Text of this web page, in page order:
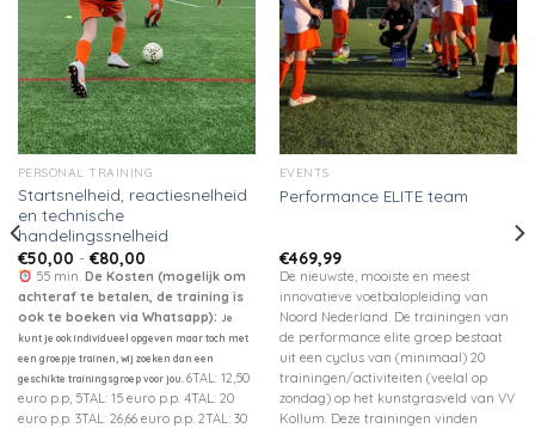
PERSONAL TRAINING
Startsnelheid, reactiesnelheid
en technische
handelingssnelheid
€50,00 - €80,00Prijsklasse:
€50,00
tot
€80,00
55 min.De Kosten (mogelijk om
achteraf te betalen, de training is
ook te boeken via Whatsapp): Je
kunt je ook individueel opgeven maar toch met
een groepje trainen, wij zoeken dan een
geschikte trainingsgroep voor jou. 6TAL: 12,50
euro p.p, 5TAL: 15 euro p.p. 4TAL: 20
euro p.p. 3TAL: 26,66 euro p.p. 2TAL: 30
EVENTS
Performance ELITE team
€469,99
De nieuwste, mooiste en meest
innovatieve voetbalopleiding van
Noord Nederland. De trainingen van
de performance elite groep bestaat
uit een cyclus van (minimaal) 20
trainingen/activiteiten (veelal op
zondag) op het kunstgrasveld van VV
Kollum. Deze trainingen vinden